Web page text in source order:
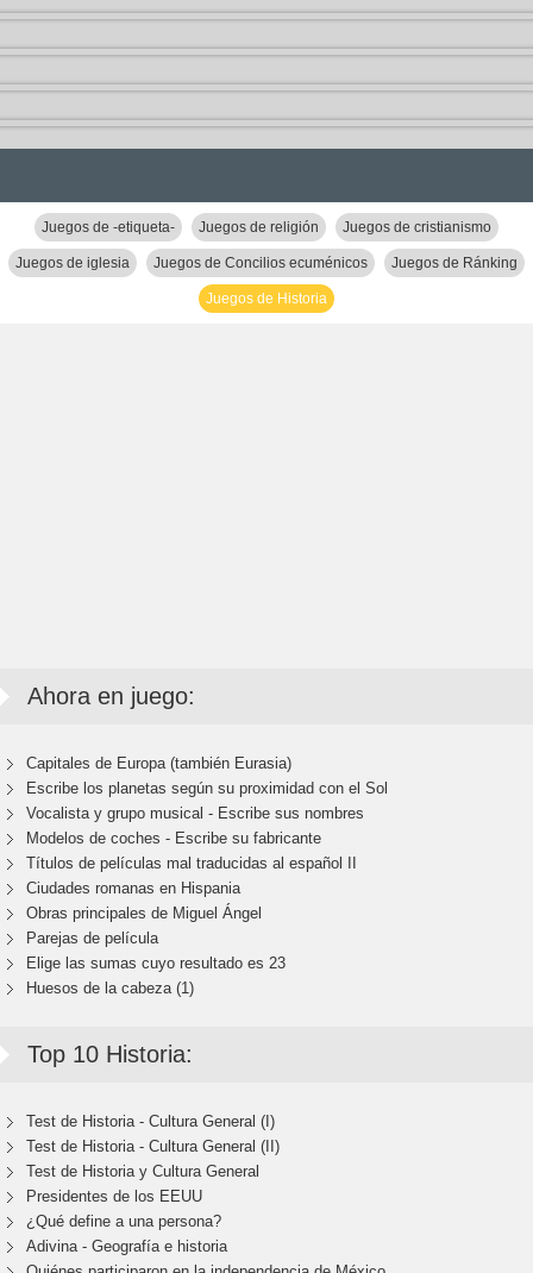
Juegos de -etiqueta- Juegos de religión Juegos de cristianismo
Juegos de iglesia Juegos de Concilios ecuménicos Juegos de Ránking
Juegos de Historia
Ahora en juego:
Capitales de Europa (también Eurasia)
Escribe los planetas según su proximidad con el Sol
Vocalista y grupo musical - Escribe sus nombres
Modelos de coches - Escribe su fabricante
Títulos de películas mal traducidas al español II
Ciudades romanas en Hispania
Obras principales de Miguel Ángel
Parejas de película
Elige las sumas cuyo resultado es 23
Huesos de la cabeza (1)
Top 10 Historia:
Test de Historia - Cultura General (I)
Test de Historia - Cultura General (II)
Test de Historia y Cultura General
Presidentes de los EEUU
¿Qué define a una persona?
Adivina - Geografía e historia